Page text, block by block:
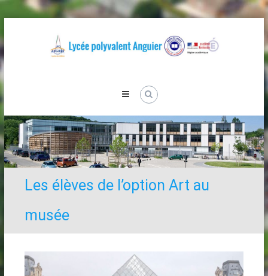
to
content
Les élèves de l’option Art au
musée